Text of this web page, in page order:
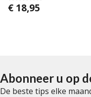
0
v
€ 18,95
Abonneer u op
De beste tips elke